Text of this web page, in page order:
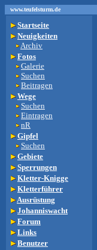
www.teufelsturm.de
Startseite
Neuigkeiten
Archiv
Fotos
Galerie
Suchen
Beitragen
Wege
Suchen
Eintragen
nR
Gipfel
Suchen
Gebiete
Sperrungen
Kletter-Knigge
Kletterführer
Ausrüstung
Johanniswacht
Forum
Links
Benutzer